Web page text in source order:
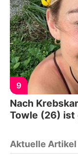
9
Nach
Towle (26) ist
Aktuelle Artikel